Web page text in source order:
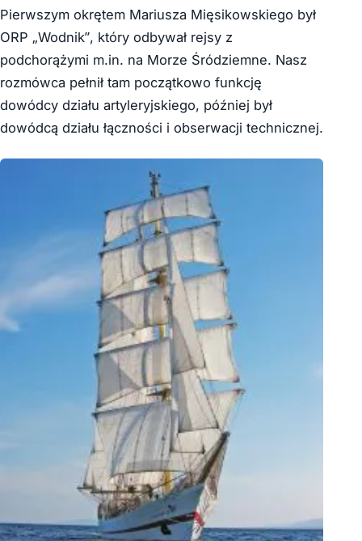
Pierwszym okrętem Mariusza Mięsikowskiego był
ORP „Wodnik”, który odbywał rejsy z
podchorążymi m.in. na Morze Śródziemne. Nasz
rozmówca pełnił tam początkowo funkcję
dowódcy działu artyleryjskiego, później był
dowódcą działu łączności i obserwacji technicznej.